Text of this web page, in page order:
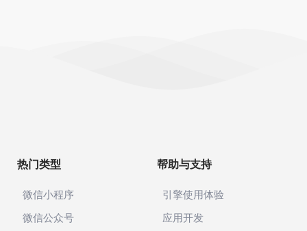
热门类型
微信小程序
微信公众号
帮助与支持
引擎使用体验
应用开发